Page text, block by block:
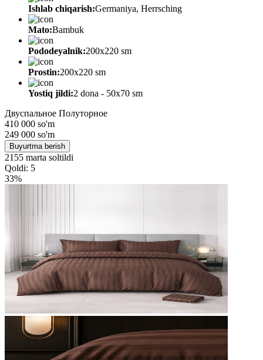
Ishlab chiqarish:Germaniya, Herrsching
Mato:Bambuk
Pododeyalnik:200х220 sm
Prostin:200х220 sm
Yostiq jildi:2 dona - 50x70 sm
Двуспальное Полуторное
410 000 so'm
249 000 so'm
Buyurtma berish
2155 marta soltildi
Qoldi: 5
33%